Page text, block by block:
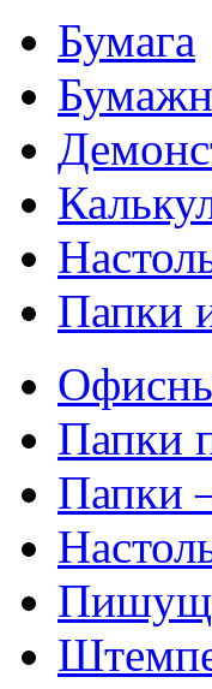
Бумага
Папки
Папки
Папки